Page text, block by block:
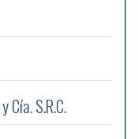
Cía. S.R.C.